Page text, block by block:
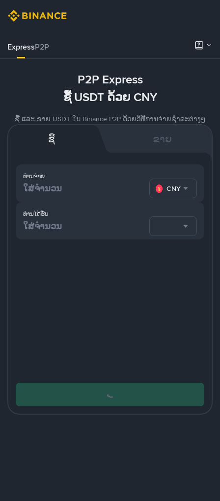
ExpressP2P
P2P Express
ຊື້ USDT ດ້ວຍ CNY
ຊື້ ແລະ ຂາຍ USDT ໃນ Binance P2P ດ້ວຍວິທີການຈ່າຍຊຳລະຕ່າງໆ
ຊື້ ຂາຍ
ທ່ານຈ່າຍ
CNY
ທ່ານໄດ້ຮັບ